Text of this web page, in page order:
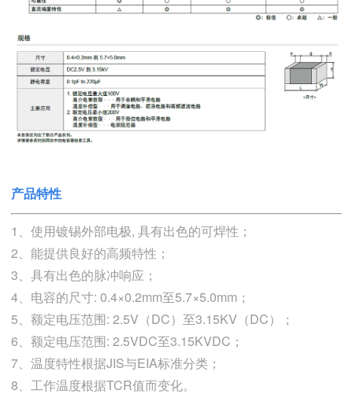
产品特性
1、使用镀锡外部电极, 具有出色的可焊性；
2、能提供良好的高频特性；
3、具有出色的脉冲响应；
4、电容的尺寸: 0.4×0.2mm至5.7×5.0mm；
5、额定电压范围: 2.5V（DC）至3.15KV（DC）；
6、额定电压范围: 2.5VDC至3.15KVDC；
7、温度特性根据JIS与EIA标准分类；
8、工作温度根据TCR值而变化。